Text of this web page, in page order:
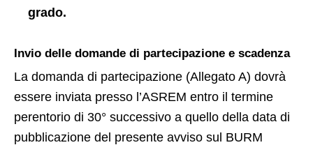
grado.
Invio delle domande di partecipazione e scadenza
La domanda di partecipazione (Allegato A) dovrà
essere inviata presso l’ASREM entro il termine
perentorio di 30° successivo a quello della data di
pubblicazione del presente avviso sul BURM